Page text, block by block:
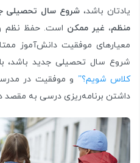
یادتان باشد، شروع سال تحصیلی
منظم، غیر ممکن است. حفظ نظم و
معیارهای موفقیت دانش‌آموز
شروع سال تحصیلی جدید باشد،
کلاس شویم؟” و موفقیت در
داشتن برنامه‌ریزی درسی به